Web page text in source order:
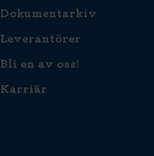
Dokumentarkiv
Leverantörer
Bli en av oss!
Karriär